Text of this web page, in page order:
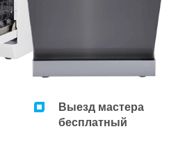
Выезд мастера
бесплатный